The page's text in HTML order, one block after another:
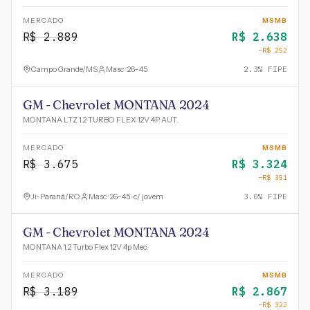
MERCADO
R$2.889
MSMB
R$ 2.638
−R$ 252
Campo Grande/MS Masc · 26-45 2.3% FIPE
GM - Chevrolet MONTANA 2024
MONTANA LTZ 1.2 TURBO FLEX 12V 4P AUT.
MERCADO
R$3.675
MSMB
R$ 3.324
−R$ 351
Ji-Paraná/RO Masc · 26-45 · c/ jovem 3.0% FIPE
GM - Chevrolet MONTANA 2024
MONTANA 1.2 Turbo Flex 12V 4p Mec.
MERCADO
R$3.189
MSMB
R$ 2.867
−R$ 322